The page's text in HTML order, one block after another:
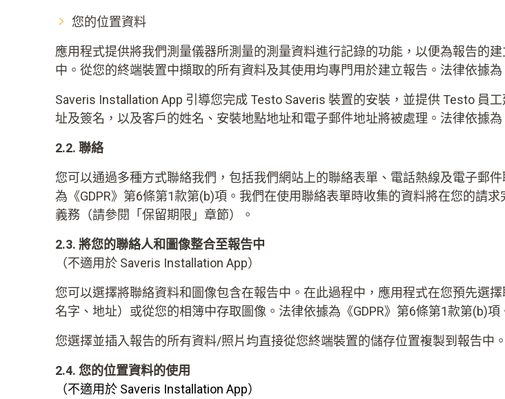
您的位置資料
應用程式提供將我們測量儀器所測量的測量資料進行記錄的功能，以便為報告的
中。從您的終端裝置中擷取的所有資料及其使用均專門用於建立報告。法律依據為
Saveris Installation App 引導您完成 Testo Saveris 裝置的安裝，並提供 Testo 員
址及簽名，以及客戶的姓名、安裝地點地址和電子郵件地址將被處理。法律依據為
2.2. 聯絡
您可以通過多種方式聯絡我們，包括我們網站上的聯絡表單、電話熱線及電子郵
為《GDPR》第6條第1款第(b)項。我們在使用聯絡表單時收集的資料將在您的請
義務（請參閱「保留期限」章節）。
2.3. 將您的聯絡人和圖像整合至報告中
（不適用於 Saveris Installation App）
您可以選擇將聯絡資料和圖像包含在報告中。在此過程中，應用程式在您預先選
名字、地址）或從您的相簿中存取圖像。法律依據為《GDPR》第6條第1款第(b)項
您選擇並插入報告的所有資料/照片均直接從您終端裝置的儲存位置複製到報告中。
2.4. 您的位置資料的使用
（不適用於 Saveris Installation App）